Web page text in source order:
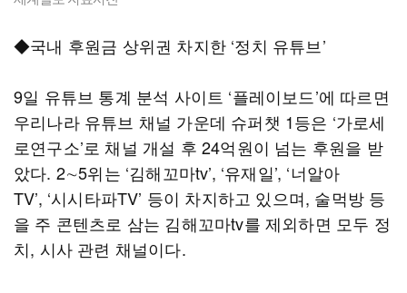
◆국내 후원금 상위권 차지한 ‘정치 유튜브’
9일 유튜브 통계 분석 사이트 ‘플레이보드’에 따르면
우리나라 유튜브 채널 가운데 슈퍼챗 1등은 ‘가로세
로연구소’로 채널 개설 후 24억원이 넘는 후원을 받
았다. 2∼5위는 ‘김해꼬마tv’, ‘유재일’, ‘너알아
TV’, ‘시시타파TV’ 등이 차지하고 있으며, 술먹방 등
을 주 콘텐츠로 삼는 김해꼬마tv를 제외하면 모두 정
치, 시사 관련 채널이다.